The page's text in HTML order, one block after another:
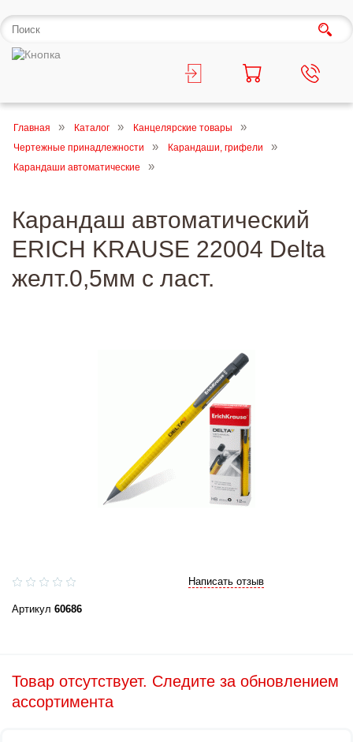
Главная Каталог
Канцелярские товары
Чертежные принадлежности
Карандаши, грифели
Карандаши автоматические
Карандаш автоматический
ERICH KRAUSE 22004 Delta
желт.0,5мм с ласт.
Написать отзыв
Артикул 60686
Товар отсутствует. Следите за обновлением
ассортимента